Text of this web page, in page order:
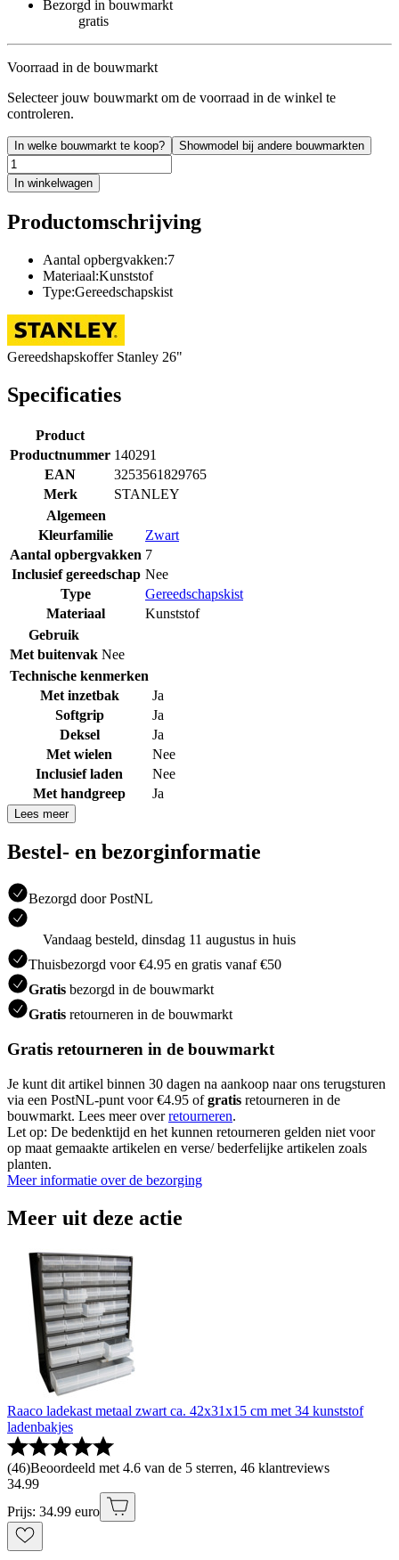
Bezorgd in bouwmarkt
gratis
Voorraad in de bouwmarkt
Selecteer jouw bouwmarkt om de voorraad in de winkel te
controleren.
In welke bouwmarkt te koop? Showmodel bij andere bouwmarkten
In winkelwagen
Productomschrijving
Aantal opbergvakken:7
Materiaal:Kunststof
Type:Gereedschapskist
Gereedshapskoffer Stanley 26"
Specificaties
Product
Productnummer 140291
EAN
3253561829765
Merk
STANLEY
Algemeen
Kleurfamilie
Zwart
Aantal opbergvakken 7
Inclusief gereedschap Nee
Type
Gereedschapskist
Materiaal
Kunststof
Gebruik
Met buitenvak Nee
Technische kenmerken
Met inzetbak
Ja
Softgrip
Ja
Deksel
Ja
Met wielen
Nee
Inclusief laden
Nee
Met handgreep
Ja
Lees meer
Bestel- en bezorginformatie
Bezorgd door PostNL
Vandaag besteld, dinsdag 11 augustus in huis
Thuisbezorgd voor €4.95 en gratis vanaf €50
Gratis bezorgd in de bouwmarkt
Gratis retourneren in de bouwmarkt
Gratis retourneren in de bouwmarkt
Je kunt dit artikel binnen 30 dagen na aankoop naar ons terugsturen
via een PostNL-punt voor €4.95 ofgratis retourneren in de
bouwmarkt. Lees meer overretourneren.
Let op: De bedenktijd en het kunnen retourneren gelden niet voor
op maat gemaakte artikelen en verse/ bederfelijke artikelen zoals
planten.
Meer informatie over de bezorging
Meer uit deze actie
Raaco ladekast metaal zwart ca. 42x31x15 cm met 34 kunststof
ladenbakjes
(46)Beoordeeld met 4.6 van de 5 sterren, 46 klantreviews
34.99
Prijs: 34.99 euro